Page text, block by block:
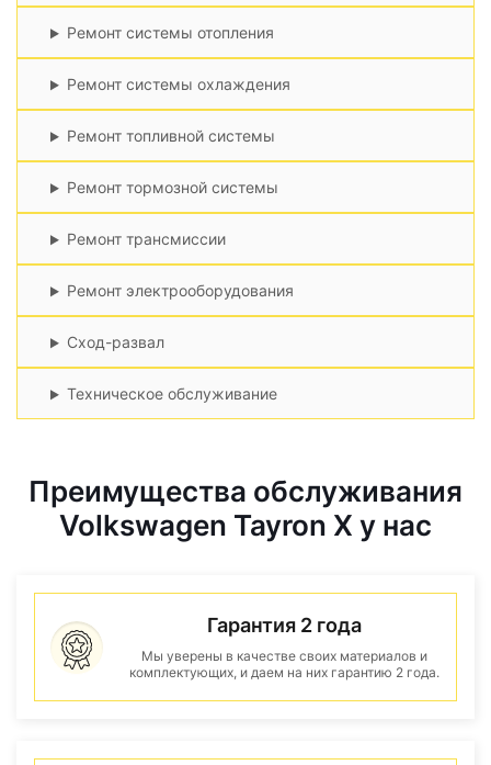
Ремонт системы отопления
Ремонт системы охлаждения
Ремонт топливной системы
Ремонт тормозной системы
Ремонт трансмиссии
Ремонт электрооборудования
Сход-развал
Техническое обслуживание
Преимущества обслуживания
Volkswagen Tayron X у нас
Гарантия 2 года
Мы уверены в качестве своих материалов и
комплектующих, и даем на них гарантию 2 года.